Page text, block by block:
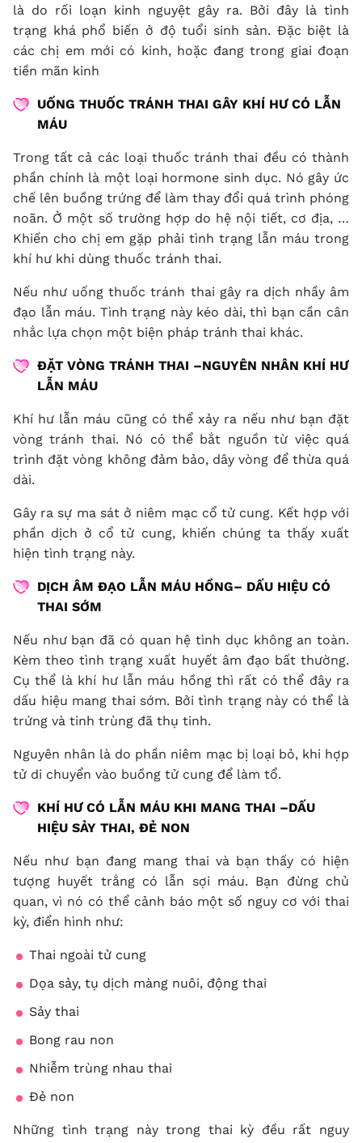
là do rối loạn kinh nguyệt gây ra. Bởi đây là tình
trạng khá phổ biến ở độ tuổi sinh sản. Đặc biệt là
các chị em mới có kinh, hoặc đang trong giai đoạn
tiền mãn kinh
UỐNG THUỐC TRÁNH THAI GÂY KHÍ HƯ CÓ LẪN
MÁU
Trong tất cả các loại thuốc tránh thai đều có thành
phần chính là một loại hormone sinh dục. Nó gây ức
chế lên buồng trứng để làm thay đổi quá trình phóng
noãn. Ở một số trường hợp do hệ nội tiết, cơ địa, …
Khiến cho chị em gặp phải tình trạng lẫn máu trong
khí hư khi dùng thuốc tránh thai.
Nếu như uống thuốc tránh thai gây ra dịch nhầy âm
đạo lẫn máu. Tình trạng này kéo dài, thì bạn cần cân
nhắc lựa chọn một biện pháp tránh thai khác.
ĐẶT VÒNG TRÁNH THAI –NGUYÊN NHÂN KHÍ HƯ
LẪN MÁU
Khí hư lẫn máu cũng có thể xảy ra nếu như bạn đặt
vòng tránh thai. Nó có thể bắt nguồn từ việc quá
trình đặt vòng không đảm bảo, dây vòng để thừa quá
dài.
Gây ra sự ma sát ở niêm mạc cổ tử cung. Kết hợp với
phần dịch ở cổ tử cung, khiến chúng ta thấy xuất
hiện tình trạng này.
DỊCH ÂM ĐẠO LẪN MÁU HỒNG– DẤU HIỆU CÓ
THAI SỚM
Nếu như bạn đã có quan hệ tình dục không an toàn.
Kèm theo tình trạng xuất huyết âm đạo bất thường.
Cụ thể là khí hư lẫn máu hồng thì rất có thể đây ra
dấu hiệu mang thai sớm. Bởi tình trạng này có thể là
trứng và tinh trùng đã thụ tinh.
Nguyên nhân là do phần niêm mạc bị loại bỏ, khi hợp
tử di chuyển vào buồng tử cung để làm tổ.
KHÍ HƯ CÓ LẪN MÁU KHI MANG THAI –DẤU
HIỆU SẢY THAI, ĐẺ NON
Nếu như bạn đang mang thai và bạn thấy có hiện
tượng huyết trắng có lẫn sợi máu. Bạn đừng chủ
quan, vì nó có thể cảnh báo một số nguy cơ với thai
kỳ, điển hình như:
Thai ngoài tử cung
Dọa sảy, tụ dịch màng nuôi, động thai
Sảy thai
Bong rau non
Nhiễm trùng nhau thai
Đẻ non
Những tình trạng này trong thai kỳ đều rất nguy